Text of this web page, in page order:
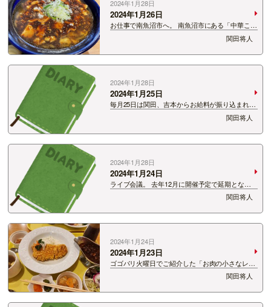
2024年1月28日
2024年1月26日
お仕事で南魚沼市へ。 南魚沼市にある「中華こし
じ」さん。 麻婆麺と半チャーハンセット！ もう
先輩芸人さんのお言葉をお借りします！ 「間違い
ない！」 激うまでしたー！
関田将人
2024年1月28日
2024年1月25日
毎月25日は関田、吉本からお給料が振り込まれる
日。 今月は… うーん…これじゃダメなんだよな
ぁ… もっともっとなんです。 しょぼーん。
関田将人
2024年1月28日
2024年1月24日
ライブ会議。 去年12月に開催予定で延期となっ
たらジョイアTHEよしもと。 振替公演の日程な
どやっと決まり、動けそうです。 そして2024年
初めて新潟県住みます芸人で集まりました。 何
でしょう…
関田将人
2024年1月24日
2024年1月23日
ゴゴパリ火曜日でご紹介した「お肉の小さなレス
トランにく祥」 僕は夫婦でよく行くお店。 番組
インスタグラムに載せていたなかった写真。 は
い！美味い！ 「塾成牛のステーキカレーセット」
と 越の姫豚…
関田将人